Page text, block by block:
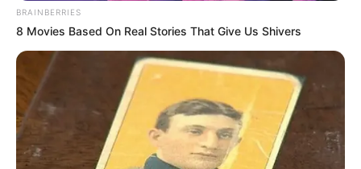
BRAINBERRIES
8 Movies Based On Real Stories That Give Us Shivers